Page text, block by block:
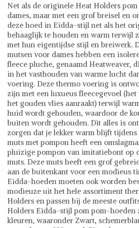
Net als de originele Heat Holders
dames, maar met een grof breisel en
deze hoed in Eidda-stijl net als het
behaaglijk te houden en warm terwijl
met hun eigentijdse stijl en breiwerk.
mutsen voor dames hebben een
fleece pluche, genaamd Heatweaver,
in het vasthouden van warme lucht
voering. Deze thermo voering is
zijn met een luxueus fleecegevoel
het gouden vlies aanraakt) terwijl
huid wordt gehouden, waardoor de
buiten wordt gehouden. Dit alles is
zorgen dat je lekker warm blijft tijdens
muts met pompon heeft een
pluizige pompon van imitatiebont op
muts. Deze muts heeft een grof
aan de buitenkant voor een modieus
Eidda-hoeden moeten ook worden
modieuze uit het hele assortiment
Holders en passen bij de meeste
Holders Eidda-stijl pom pom-hoeden
kleuren, waaronder Zwart,